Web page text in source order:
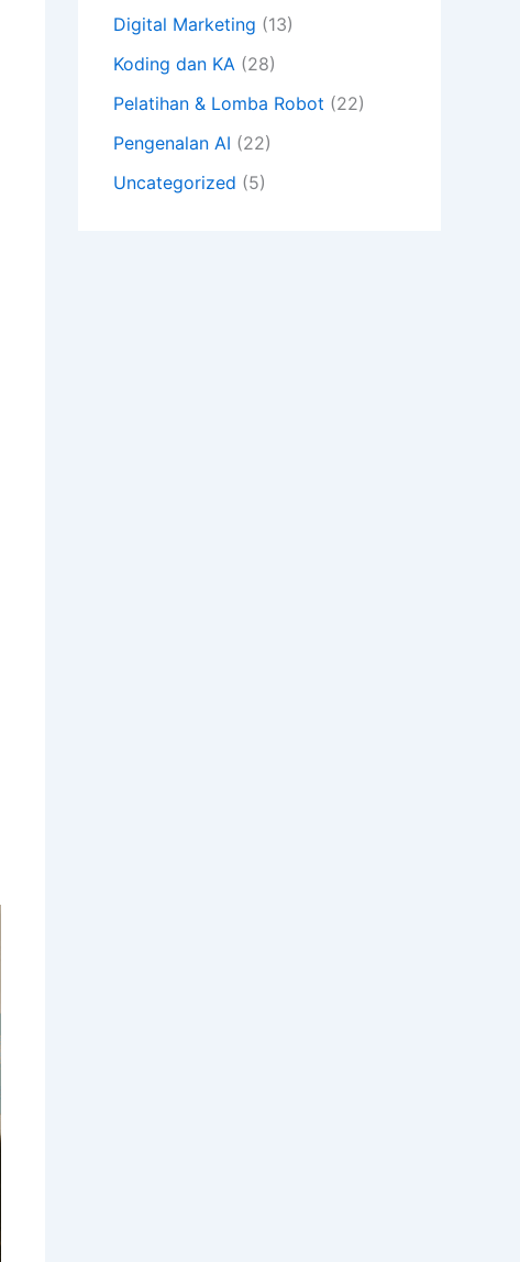
Digital Marketing (13)
Koding dan KA (28)
Pelatihan & Lomba Robot (22)
Pengenalan AI (22)
Uncategorized (5)